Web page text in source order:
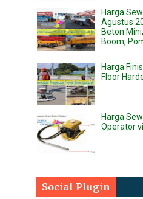
Harga
Agustus
Beton
Boom,
Harga
Floor
Harga
Operator
Social Plugin